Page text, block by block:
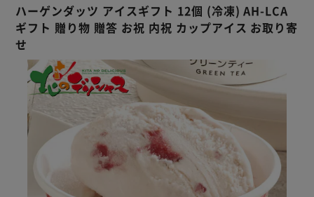
ハーゲンダッツ アイスギフト 12個 (冷凍) AH-LCA
ギフト 贈り物 贈答 お祝 内祝 カップアイス お取り寄
せ
カートに入れる 購入手続きへ